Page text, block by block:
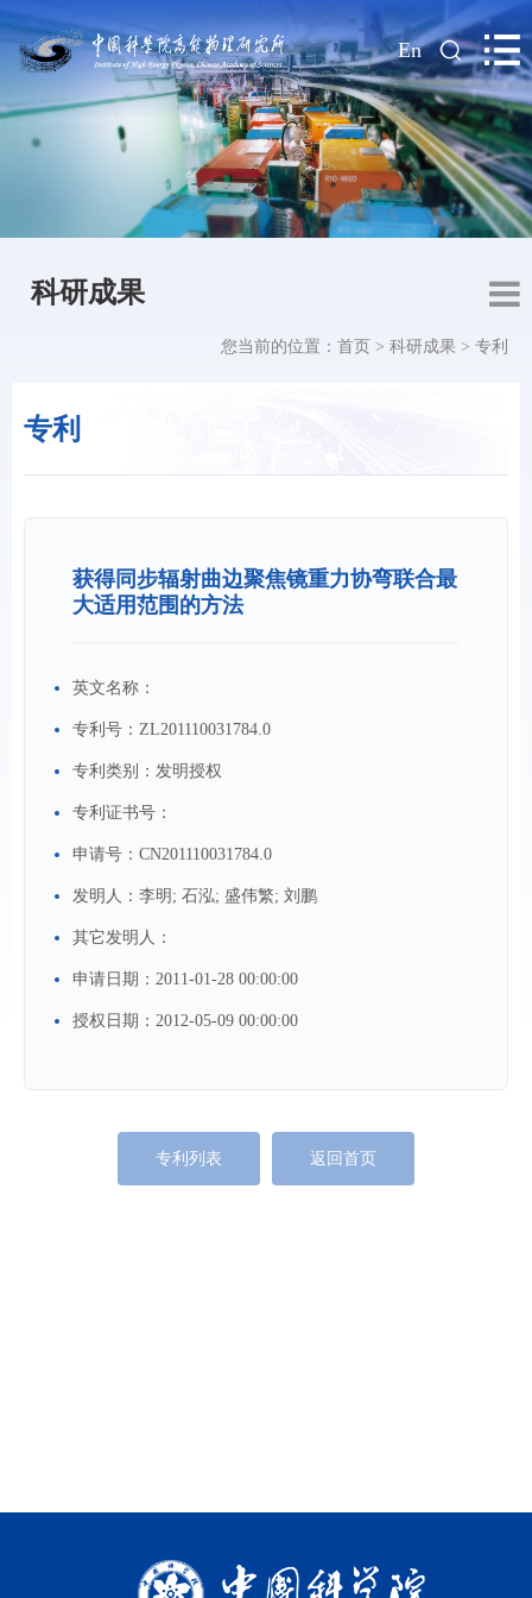
| En
科研成果
专利
您当前的位置： 首页 > 科研成果 > 专利
获得同步辐射曲边聚焦镜重力协弯联合最
大适用范围的方法
英文名称：
专利号： ZL201110031784.0
专利类别： 发明授权
专利证书号：
申请号： CN201110031784.0
发明人： 李明; 石泓; 盛伟繁; 刘鹏
其它发明人：
申请日期： 2011-01-28 00:00:00
授权日期： 2012-05-09 00:00:00
专利列表 返回首页